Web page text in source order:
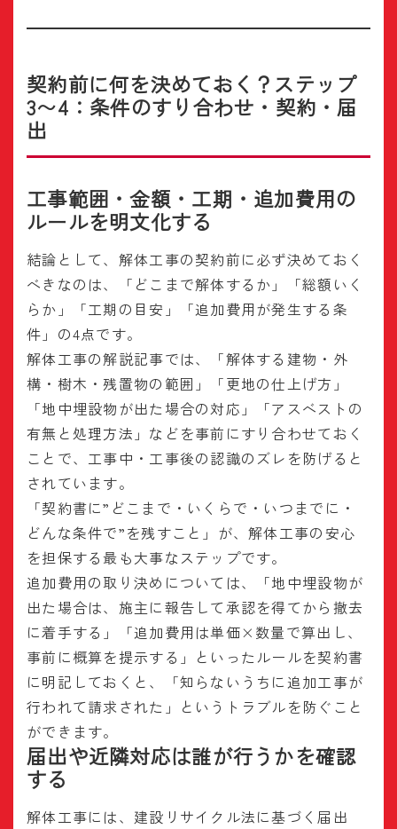
契約前に何を決めておく？ステップ
3〜4：条件のすり合わせ・契約・届
出
工事範囲・金額・工期・追加費用の
ルールを明文化する
結論として、解体工事の契約前に必ず決めておく
べきなのは、「どこまで解体するか」「総額いく
らか」「工期の目安」「追加費用が発生する条
件」の4点です。
解体工事の解説記事では、「解体する建物・外
構・樹木・残置物の範囲」「更地の仕上げ方」
「地中埋設物が出た場合の対応」「アスベストの
有無と処理方法」などを事前にすり合わせておく
ことで、工事中・工事後の認識のズレを防げると
されています。
「契約書に”どこまで・いくらで・いつまでに・
どんな条件で”を残すこと」が、解体工事の安心
を担保する最も大事なステップです。
追加費用の取り決めについては、「地中埋設物が
出た場合は、施主に報告して承認を得てから撤去
に着手する」「追加費用は単価×数量で算出し、
事前に概算を提示する」といったルールを契約書
に明記しておくと、「知らないうちに追加工事が
行われて請求された」というトラブルを防ぐこと
ができます。
届出や近隣対応は誰が行うかを確認
する
解体工事には、建設リサイクル法に基づく届出